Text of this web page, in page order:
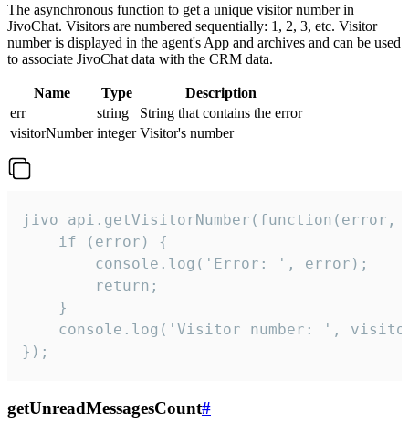
The asynchronous function to get a unique visitor number in
JivoChat. Visitors are numbered sequentially: 1, 2, 3, etc. Visitor
number is displayed in the agent's App and archives and can be used
to associate JivoChat data with the CRM data.
Name Type
Description
err
string
String that contains the error
visitorNumber integer Visitor's number
jivo_api.getVisitorNumber(function(error,
    if (error) {
        console.log('Error: ', error);
        return;
    }
console.log('Visitor number: ',
});
getUnreadMessagesCount#